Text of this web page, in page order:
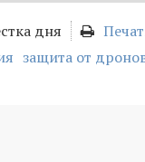
дня
защита от